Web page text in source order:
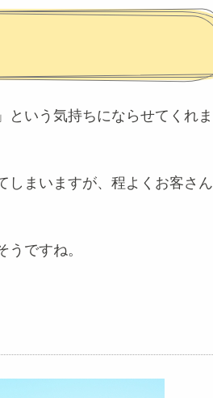
という気持ちにならせてくれま
しまいますが、程よくお客さん
ですね。